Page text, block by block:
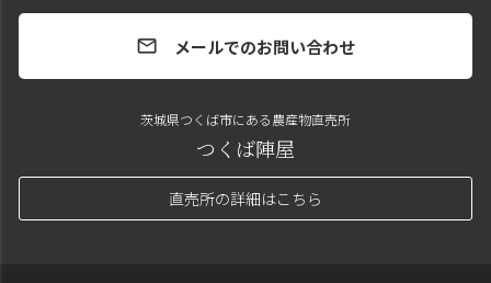
mail メールでのお問い合わせ
茨城県つくば市にある農産物直売所
つくば陣屋
直売所の詳細はこちら